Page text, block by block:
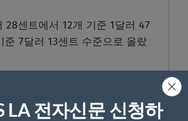
28센트에서 12개 기준 1달러 47
준 7달러 13센트 수준으로 올랐
97센트로 변동했다.
LA 전자신문 신청하